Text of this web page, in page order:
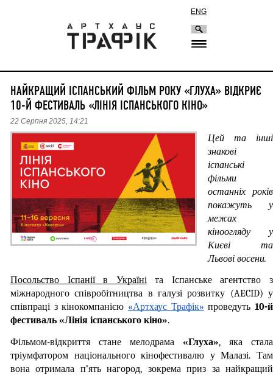
ENG
НАЙКРАЩИЙ ІСПАНСЬКИЙ ФІЛЬМ РОКУ «ГЛУХА» ВІДКРИЄ
10-Й ФЕСТИВАЛЬ «ЛІНІЯ ІСПАНСЬКОГО КІНО»
22 Серпня 2025, 14:21
Цей та інші
знакові
іспанські
фільми
останніх років
покажуть у
межах
кіноогляду у
Києві та
Львові восени.
Посольство Іспанії в Україні та Іспанське агентство з
міжнародного співробітництва в галузі розвитку (AECID) у
співпраці з кінокомпанією «Артхаус Трафік» проведуть 10-й
фестиваль «Лінія іспанського кіно».
Фільмом-відкриття стане мелодрама «Глуха», яка стала
тріумфатором національного кінофестивалю у Малазі. Там
вона отримала п’ять нагород, зокрема приз за найкращий